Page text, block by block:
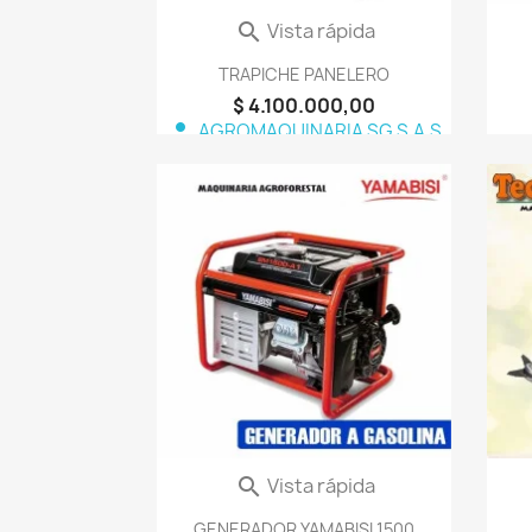
TRAPICHE PANELERO
$ 4.100.000,00
person AGROMAQUINARIA SG S.A.S
 Vista rápida
favorite_border
 Vista rápida